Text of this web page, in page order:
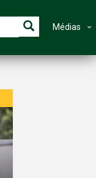
Médias